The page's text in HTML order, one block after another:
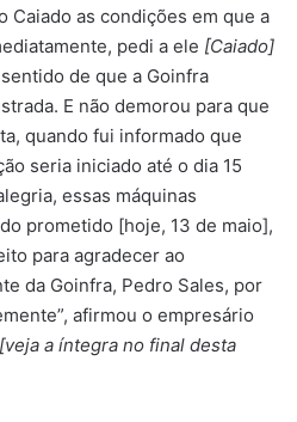
Caiado as condições em que a
pedi a ele [Caiado]
de que a Goinfra
E não demorou para que
quando fui informado que
seria iniciado até o dia 15
essas máquinas
prometido [hoje, 13 de maio],
para agradecer ao
da Goinfra, Pedro Sales, por
afirmou o empresário
[veja a íntegra no final desta